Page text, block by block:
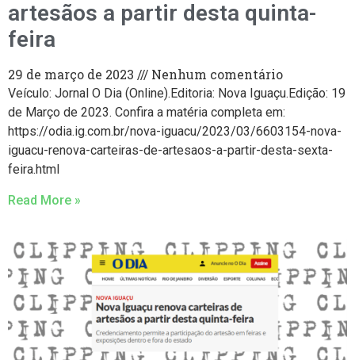
artesãos a partir desta quinta-
feira
29 de março de 2023 Nenhum comentário
Veículo: Jornal O Dia (Online).Editoria: Nova Iguaçu.Edição: 19
de Março de 2023. Confira a matéria completa em:
https://odia.ig.com.br/nova-iguacu/2023/03/6603154-nova-
iguacu-renova-carteiras-de-artesaos-a-partir-desta-sexta-
feira.html
Read More »